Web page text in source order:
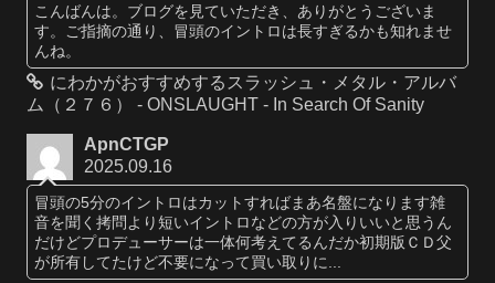
こんばんは。ブログを見ていただき、ありがとうございま
す。ご指摘の通り、冒頭のイントロは長すぎるかも知れませ
んね。
にわかがおすすめするスラッシュ・メタル・アルバ
ム（２７６） - ONSLAUGHT - In Search Of Sanity
ApnCTGP
2025.09.16
冒頭の5分のイントロはカットすればまあ名盤になります雑
音を聞く拷問より短いイントロなどの方が入りいいと思うん
だけどプロデューサーは一体何考えてるんだか初期版ＣＤ父
が所有してたけど不要になって買い取りに...